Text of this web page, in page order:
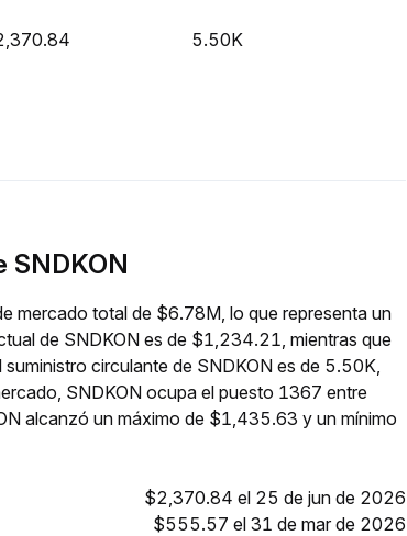
5.50K
SNDKON
mercado total de $6.78M, lo que representa un
de SNDKON es de $1,234.21, mientras que
circulante de SNDKON es de 5.50K,
SNDKON ocupa el puesto 1367 entre
alcanzó un máximo de $1,435.63 y un mínimo
$2,370.84 el 25 de jun de 2026
$555.57 el 31 de mar de 2026